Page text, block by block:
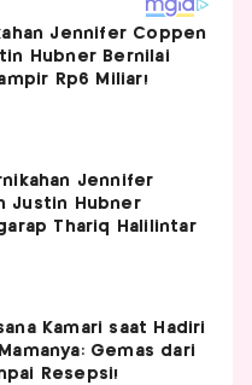
Jennifer Coppen
Hubner Bernilai
Rp6 Miliar!
Jennifer
Justin Hubner
Thariq Halilintar
Kamari saat Hadiri
Gemas dari
Resepsi!